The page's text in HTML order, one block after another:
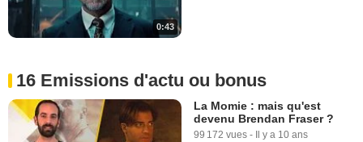
0:43
16 Emissions d'actu ou bonus
La Momie : mais qu'est
devenu Brendan Fraser ?
99 172 vues - Il y a 10 ans